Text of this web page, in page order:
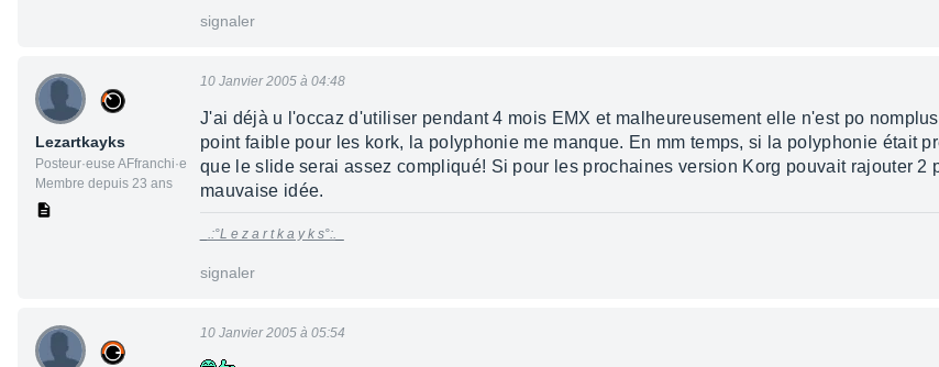
signaler
Lezartkayks
Posteur·euse AFfranchi·e
Membre depuis 23 ans
10 Janvier 2005 à 04:48
J'ai déjà u l'occaz d'utiliser pendant 4 mois EMX et malheureusement elle n'est po
point faible pour les kork, la polyphonie me manque. En mm temps, si la polyphonie était
que le slide serai assez compliqué! Si pour les prochaines version Korg pouvait rajouter 2
mauvaise idée.
_.:°L e z a r t k a y k s°:._
signaler
10 Janvier 2005 à 05:54